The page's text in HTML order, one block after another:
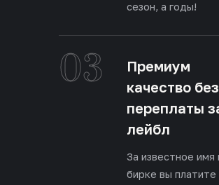
сезон, а годы!
03
Премиум
качество без
переплаты
лейбл
За известное имя
бирке вы платите